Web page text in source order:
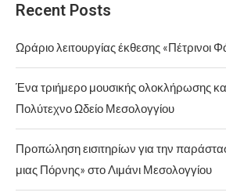
Recent Posts
Ωράριο λειτουργίας έκθεσης «Πέτρινοι
Ένα τριήμερο μουσικής ολοκλήρωσης
Πολύτεχνο Ωδείο Μεσολογγίου
Προπώληση εισιτηρίων για την
μιας Πόρνης» στο Λιμάνι Μεσολογγίου